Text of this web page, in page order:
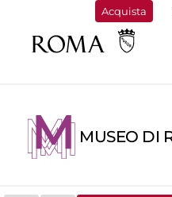
Acquista
MUSEO DI